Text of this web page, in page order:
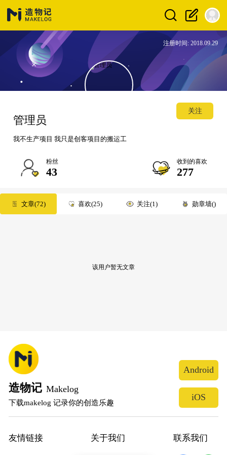
注册时间: 2018.09.29
管理员
我不生产项目 我只是创客项目的搬运工
关注
粉丝
43
收到的喜欢
277
文章 72 喜欢 25 关注 1 勋章墙
该用户暂无文章
造物记 Makelog
下载makelog 记录你的创造乐趣
Android
iOS
友情链接 关于我们 联系我们